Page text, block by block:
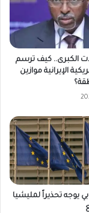
الكبرى.. كيف ترسم
الإيرانية موازين
يوجه تحذيراً لمليشيا